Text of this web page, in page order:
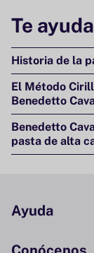
Te
Historia de la
El Método
Benedetto
Benedetto
pasta de alta
Ayuda